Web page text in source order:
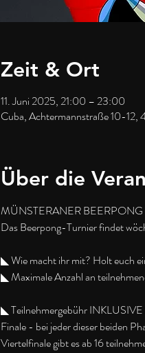
Zeit & Ort
11. Juni 2025, 21:00 – 23:00
Cuba, Achtermannstraße 10-12,
Über die
MÜNSTERANER
Das Beerpong-Turnier findet
◣ Wie macht ihr mit? Holt euch
◣ Maximale Anzahl an
◣ Teilnehmergebühr
Finale - bei jeder dieser beiden
Viertelfinale gibt es ab 16